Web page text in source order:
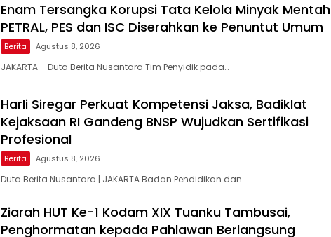
Enam Tersangka Korupsi Tata Kelola Minyak Mentah
PETRAL, PES dan ISC Diserahkan ke Penuntut Umum
Berita Agustus 8, 2026
JAKARTA – Duta Berita Nusantara Tim Penyidik pada…
Harli Siregar Perkuat Kompetensi Jaksa, Badiklat
Kejaksaan RI Gandeng BNSP Wujudkan Sertifikasi
Profesional
Berita Agustus 8, 2026
Duta Berita Nusantara | JAKARTA Badan Pendidikan dan…
Ziarah HUT Ke-1 Kodam XIX Tuanku Tambusai,
Penghormatan kepada Pahlawan Berlangsung